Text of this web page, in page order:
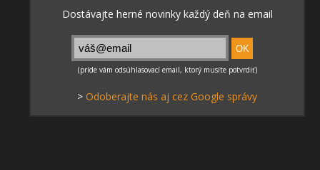
> Odoberajte nás aj cez Google správy